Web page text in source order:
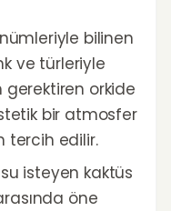
bilinen
ve türleriyle
gerektiren orkide
bir atmosfer
tercih edilir.
isteyen kaktüs
öne